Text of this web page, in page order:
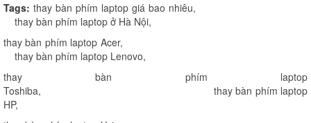
Tags: thay bàn phím laptop giá bao nhiêu,
thay bàn phím laptop ở Hà Nội,
thay bàn phím laptop Acer,
thay bàn phím laptop Lenovo,
thay bàn phím laptop
Toshiba,
thay bàn phím laptop
HP,